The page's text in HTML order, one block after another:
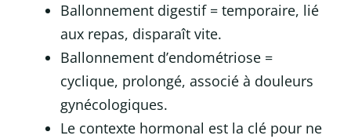
Ballonnement digestif = temporaire, lié
aux repas, disparaît vite.
Ballonnement d’endométriose =
cyclique, prolongé, associé à douleurs
gynécologiques.
Le contexte hormonal est la clé pour ne